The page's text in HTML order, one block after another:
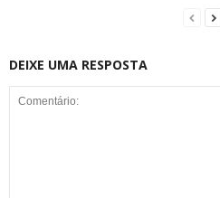
DEIXE UMA RESPOSTA